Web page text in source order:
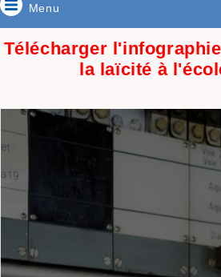
Menu
Télécharger
la laïcité à